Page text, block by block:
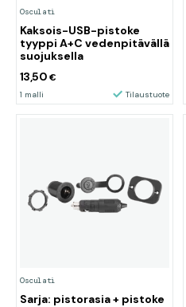
Osculati
Kaksois-USB-pistoke
tyyppi A+C vedenpitävällä
suojuksella
13,50 €
1 malli Tilaustuote
Osculati
Sarja: pistorasia + pistoke